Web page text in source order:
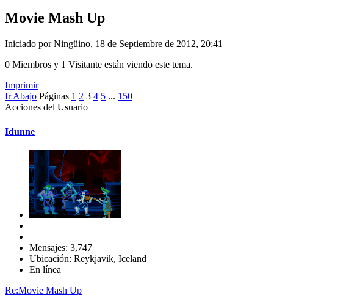
Movie Mash Up
Iniciado por Ningüino, 18 de Septiembre de 2012, 20:41
0 Miembros y 1 Visitante están viendo este tema.
Imprimir
Ir Abajo Páginas 1 2 3 4 5 ... 150
Acciones del Usuario
Idunne
Mensajes: 3,747
Ubicación: Reykjavik, Iceland
En línea
Re:Movie Mash Up